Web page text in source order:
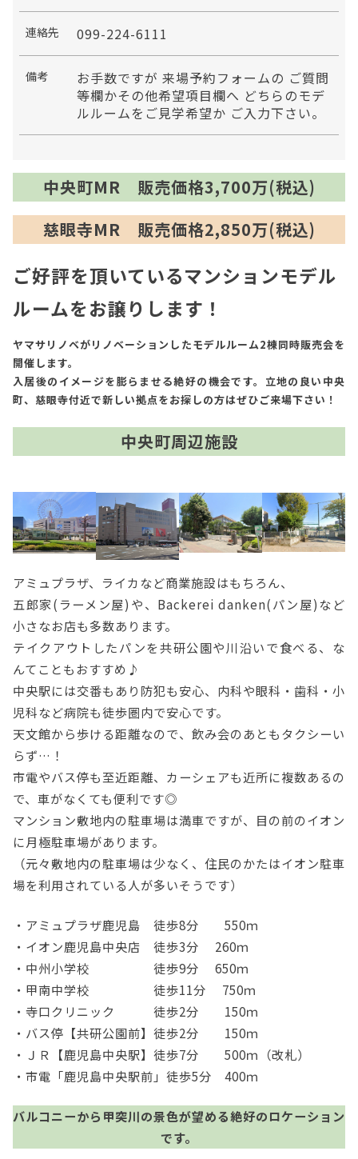
連絡先 099-224-6111
備考
お手数ですが 来場予約フォームの ご質問
等欄かその他希望項目欄へ どちらのモデ
ルルームをご見学希望か ご入力下さい。
中央町MR 販売価格3,700万(税込)
慈眼寺MR 販売価格2,850万(税込)
ご好評を頂いているマンションモデル
ルームをお譲りします！
ヤマサリノベがリノベーションしたモデルルーム2棟同時販売会を
開催します。
入居後のイメージを膨らませる絶好の機会です。立地の良い中央
町、慈眼寺付近で新しい拠点をお探しの方はぜひご来場下さい！
中央町周辺施設
アミュプラザ、ライカなど商業施設はもちろん、
五郎家(ラーメン屋)や、Backerei danken(パン屋)など
小さなお店も多数あります。
テイクアウトしたパンを共研公園や川沿いで食べる、な
んてこともおすすめ♪
中央駅には交番もあり防犯も安心、内科や眼科・歯科・小
児科など病院も徒歩圏内で安心です。
天文館から歩ける距離なので、飲み会のあともタクシーい
らず…！
市電やバス停も至近距離、カーシェアも近所に複数あるの
で、車がなくても便利です◎
マンション敷地内の駐車場は満車ですが、目の前のイオン
に月極駐車場があります。
（元々敷地内の駐車場は少なく、住民のかたはイオン駐車
場を利用されている人が多いそうです）
・アミュプラザ鹿児島 徒歩8分 550ｍ
・イオン鹿児島中央店 徒歩3分 260ｍ
・中州小学校 徒歩9分 650ｍ
・甲南中学校 徒歩11分 750ｍ
・寺口クリニック 徒歩2分 150ｍ
・バス停【共研公園前】徒歩2分 150ｍ
・ＪＲ【鹿児島中央駅】徒歩7分 500ｍ（改札）
・市電「鹿児島中央駅前」徒歩5分 400ｍ
バルコニーから甲突川の景色が望める絶好のロケーション
です。